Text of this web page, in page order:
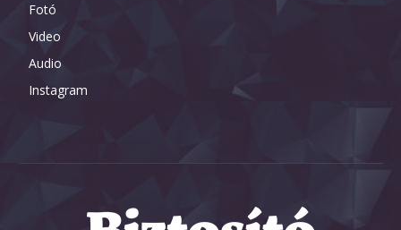
Fotó
Video
Audio
Instagram